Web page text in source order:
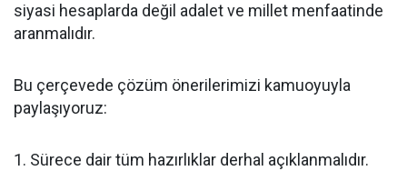
siyasi hesaplarda değil adalet ve millet menfaatinde
aranmalıdır.
Bu çerçevede çözüm önerilerimizi kamuoyuyla
paylaşıyoruz:
1. Sürece dair tüm hazırlıklar derhal açıklanmalıdır.